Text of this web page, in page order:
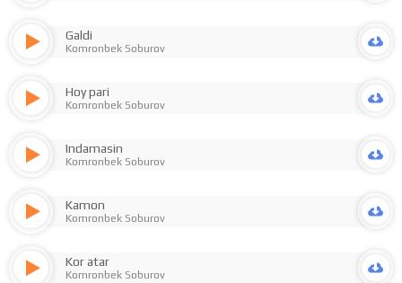
Galdi
Komronbek Soburov
Hoy pari
Komronbek Soburov
Indamasin
Komronbek Soburov
Kamon
Komronbek Soburov
Kor atar
Komronbek Soburov